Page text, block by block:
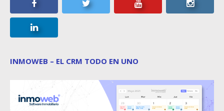
INMOWEB – EL CRM TODO EN UNO